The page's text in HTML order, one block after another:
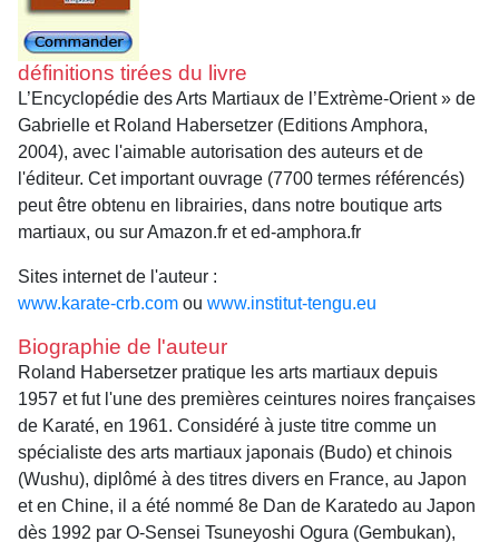
définitions tirées du livre
L’Encyclopédie des Arts Martiaux de l’Extrème-Orient » de
Gabrielle et Roland Habersetzer (Editions Amphora,
2004), avec l'aimable autorisation des auteurs et de
l'éditeur. Cet important ouvrage (7700 termes référencés)
peut être obtenu en librairies, dans notre boutique arts
martiaux, ou sur Amazon.fr et ed-amphora.fr
Sites internet de l'auteur :
www.karate-crb.com ou www.institut-tengu.eu
Biographie de l'auteur
Roland Habersetzer pratique les arts martiaux depuis
1957 et fut l'une des premières ceintures noires françaises
de Karaté, en 1961. Considéré à juste titre comme un
spécialiste des arts martiaux japonais (Budo) et chinois
(Wushu), diplômé à des titres divers en France, au Japon
et en Chine, il a été nommé 8e Dan de Karatedo au Japon
dès 1992 par O-Sensei Tsuneyoshi Ogura (Gembukan),